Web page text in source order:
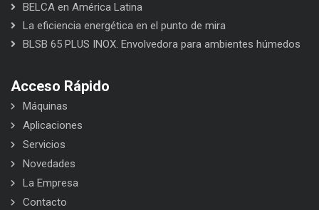
BELCA en América Latina
La eficiencia energética en el punto de mira
BLSB 65 PLUS INOX. Envolvedora para ambientes húmedos
Acceso Rápido
Máquinas
Aplicaciones
Servicios
Novedades
La Empresa
Contacto